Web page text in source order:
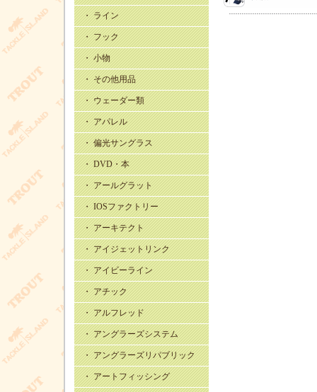
・ ライン
・ フック
・ 小物
・ その他用品
・ ウェーダー類
・ アパレル
・ 偏光サングラス
・ DVD・本
・ アールグラット
・ IOSファクトリー
・ アーキテクト
・ アイジェットリンク
・ アイビーライン
・ アチック
・ アルフレッド
・ アングラーズシステム
・ アングラーズリパブリック
・ アートフィッシング